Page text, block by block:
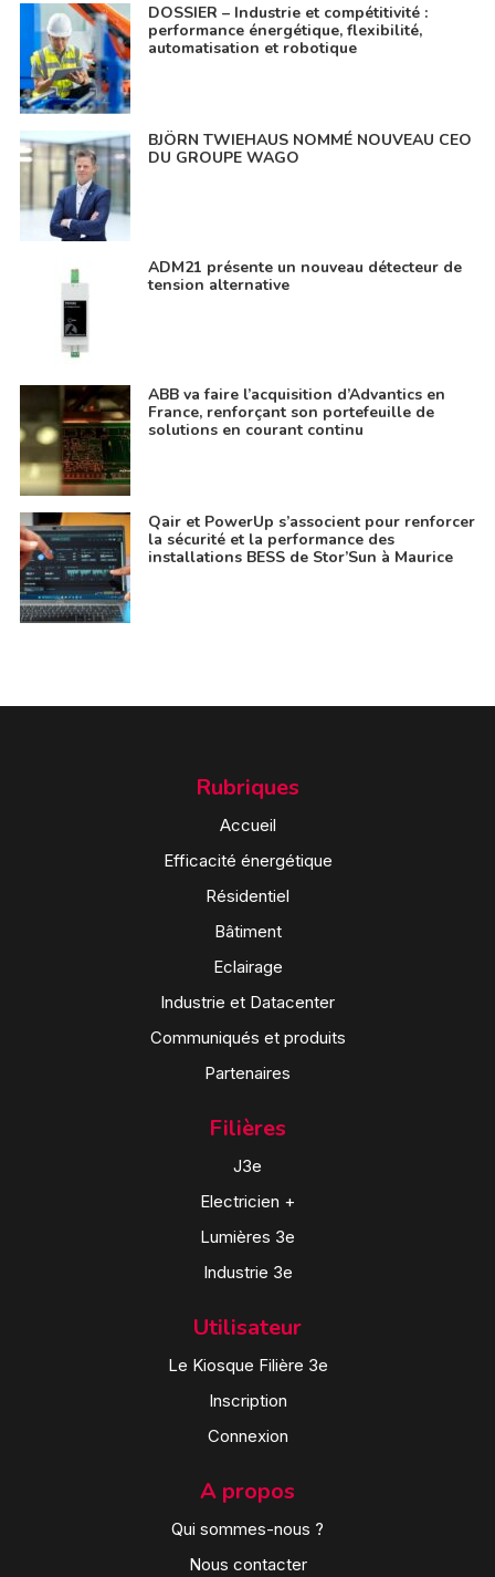
DOSSIER – Industrie et compétitivité :
performance énergétique, flexibilité,
automatisation et robotique
BJÖRN TWIEHAUS NOMMÉ NOUVEAU CEO
DU GROUPE WAGO
ADM21 présente un nouveau détecteur de
tension alternative
ABB va faire l’acquisition d’Advantics en
France, renforçant son portefeuille de
solutions en courant continu
Qair et PowerUp s’associent pour renforcer
la sécurité et la performance des
installations BESS de Stor’Sun à Maurice
Rubriques
Accueil
Efficacité énergétique
Résidentiel
Bâtiment
Eclairage
Industrie et Datacenter
Communiqués et produits
Partenaires
Filières
J3e
Electricien +
Lumières 3e
Industrie 3e
Utilisateur
Le Kiosque Filière 3e
Inscription
Connexion
A propos
Qui sommes-nous ?
Nous contacter